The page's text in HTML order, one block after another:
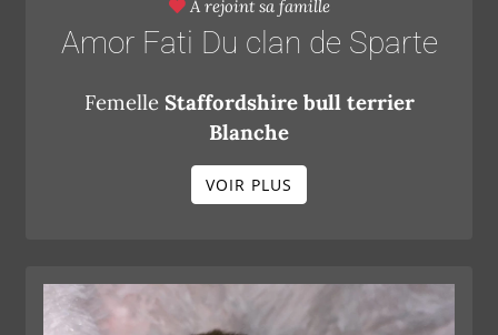
A rejoint sa famille
Amor Fati Du clan de Sparte
Femelle Staffordshire bull terrier
Blanche
VOIR PLUS